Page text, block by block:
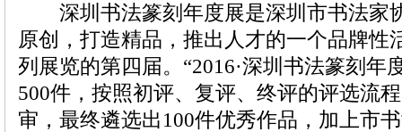
深圳书法篆刻年度展是深圳市书法家
原创，打造精品，推出人才的一个品牌性
列展览的第四届。“2016·深圳书法篆刻年
500件，按照初评、复评、终评的评选流
审，最终遴选出100件优秀作品，加上市